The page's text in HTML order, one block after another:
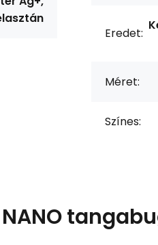
Eredet:
Méret:
Színes:
NANO